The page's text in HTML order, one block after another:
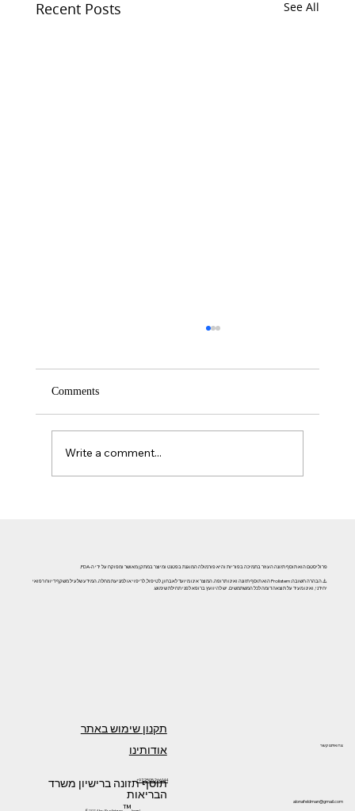
Recent Posts See All
Comments
Write a comment...
™
פרוליסטם הוא תוסף תזונה העוזר בתמיכה בפוריות והיא פורמולה המוגנת בפטנט ומיוצר במתקן מאושר ומפוקח על ידי ה-FDA.
⚠️ הבהרה חשובה: Prolistem הוא תוסף תזונה ואינו תרופה. המוצר אינו מיועד לאבחון, לטיפול, לריפוי או למניעת מחלה. המידע שלעיל משקף דיווח רפואי
יחידני, ואינו מעיד על תוצאה דומה לכל המשתמשים. יש להיוועץ ברופא לפני תחילת שימוש.
אודותינו
תקנון שימוש באתר
תוסף תזונה ברישיון משרד
הבריאות alonafeldman@gmail.com
צרו איתנו קשר
+972505266144